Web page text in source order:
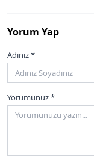
Yorum Yap
Adınız *
Yorumunuz *